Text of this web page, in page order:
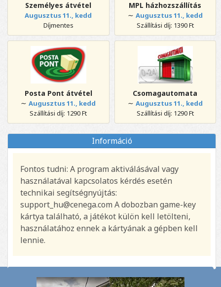
Személyes átvétel
Augusztus 11., kedd
Díjmentes
MPL házhozszállítás
∼ Augusztus 11., kedd
Szállítási díj: 1390 Ft
Posta Pont átvétel
∼Augusztus 11., kedd
Szállítási díj: 1290 Ft
Csomagautomata
∼ Augusztus 11., kedd
Szállítási díj: 1290 Ft
Információ
Fontos tudni: A program aktiválásával vagy
használatával kapcsolatos kérdés esetén
technikai segítségnyújtás:
support_hu@cenega.com A dobozban game-key
kártya található, a játékot külön kell letölteni,
használatához ennek a kártyának a gépben kell
lennie.